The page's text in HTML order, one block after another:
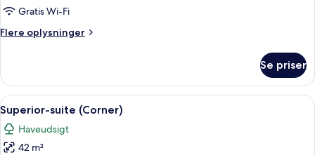
Gratis Wi-Fi
Flere oplysninger
Flere
værelse
(View)
Se priser
Indlæs
alle
billeder
af
Et moderne hotelværelse med en
4
Superior-suite (Corner)
Haveudsigt
42 m²